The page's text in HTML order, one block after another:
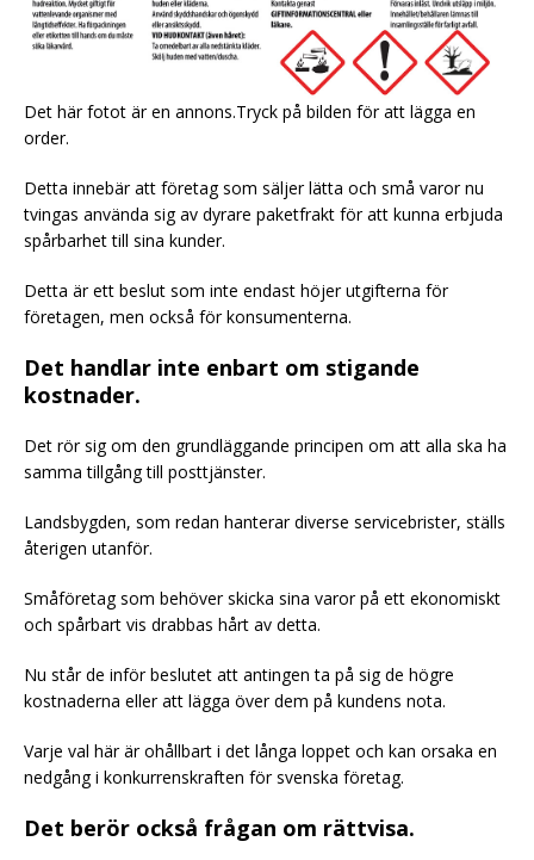
Det här fotot är en annons.Tryck på bilden för att lägga en
order.
Detta innebär att företag som säljer lätta och små varor nu
tvingas använda sig av dyrare paketfrakt för att kunna erbjuda
spårbarhet till sina kunder.
Detta är ett beslut som inte endast höjer utgifterna för
företagen, men också för konsumenterna.
Det handlar inte enbart om stigande
kostnader.
Det rör sig om den grundläggande principen om att alla ska ha
samma tillgång till posttjänster.
Landsbygden, som redan hanterar diverse servicebrister, ställs
återigen utanför.
Småföretag som behöver skicka sina varor på ett ekonomiskt
och spårbart vis drabbas hårt av detta.
Nu står de inför beslutet att antingen ta på sig de högre
kostnaderna eller att lägga över dem på kundens nota.
Varje val här är ohållbart i det långa loppet och kan orsaka en
nedgång i konkurrenskraften för svenska företag.
Det berör också frågan om rättvisa.